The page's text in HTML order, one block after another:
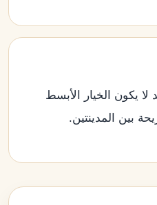
لا يكون الخيار الأبسط
بين المدينتين.